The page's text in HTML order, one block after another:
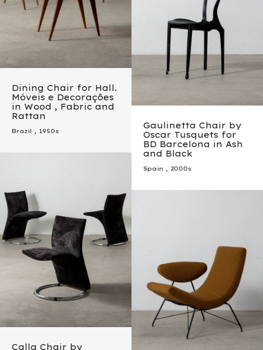
Dining Chair for Hall.
Móveis e Decorações
in Wood , Fabric and
Rattan
Brazil , 1950s
Gaulinetta Chair by
Oscar Tusquets for
BD Barcelona in Ash
and Black
Spain , 2000s
Calla Chair by